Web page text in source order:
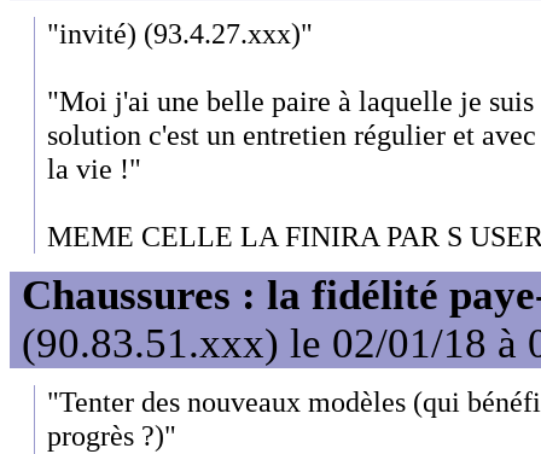
"invité) (93.4.27.xxx)"
"Moi j'ai une belle paire à laquelle je
solution c'est un entretien régulier et
la vie !"
MEME CELLE LA FINIRA PAR S
Chaussures : la fidélité
(90.83.51.xxx) le 02/01/18 à
"Tenter des nouveaux modèles (qui
progrès ?)"